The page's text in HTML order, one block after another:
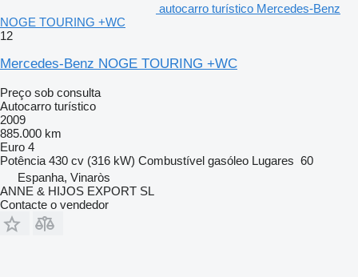
autocarro turístico Mercedes-Benz
NOGE TOURING +WC
12
Mercedes-Benz NOGE TOURING +WC
Preço sob consulta
Autocarro turístico
2009
885.000 km
Euro 4
Potência 430 cv (316 kW) Combustível gasóleo Lugares 60
Espanha, Vinaròs
ANNE & HIJOS EXPORT SL
Contacte o vendedor